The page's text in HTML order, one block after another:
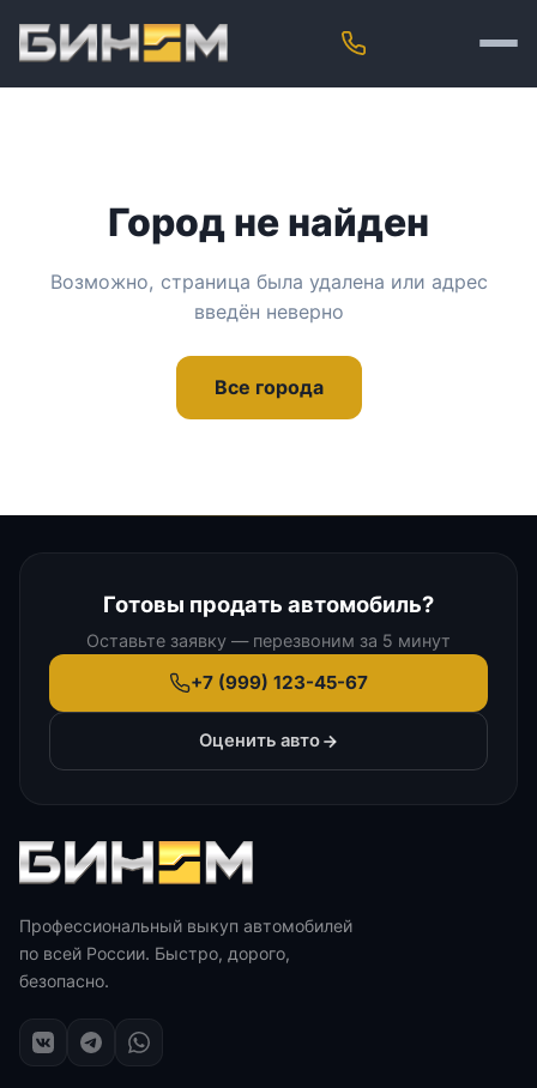
Город не найден
Возможно, страница была удалена или адрес
введён неверно
Все города
Готовы продать автомобиль?
Оставьте заявку — перезвоним за 5 минут
+7 (999) 123-45-67
Оценить авто
Профессиональный выкуп автомобилей
по всей России. Быстро, дорого,
безопасно.